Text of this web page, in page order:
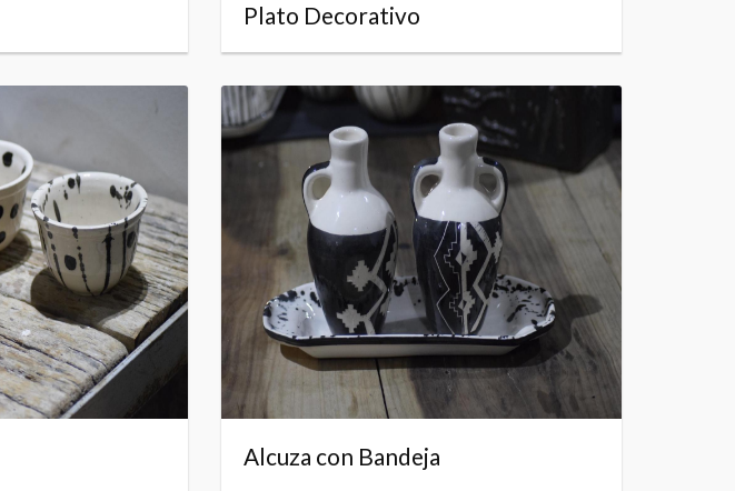
Plato Decorativo
Alcuza con Bandeja